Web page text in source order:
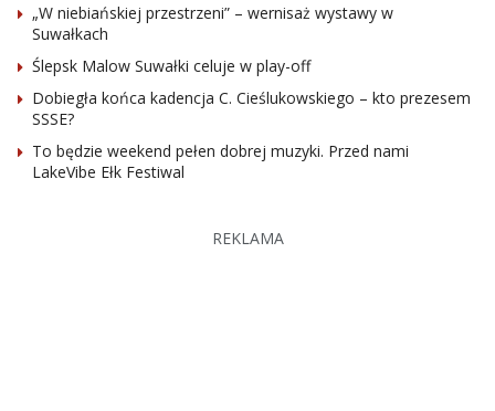
„W niebiańskiej przestrzeni” – wernisaż wystawy w
Suwałkach
Ślepsk Malow Suwałki celuje w play-off
Dobiegła końca kadencja C. Cieślukowskiego – kto prezesem
SSSE?
To będzie weekend pełen dobrej muzyki. Przed nami
LakeVibe Ełk Festiwal
REKLAMA